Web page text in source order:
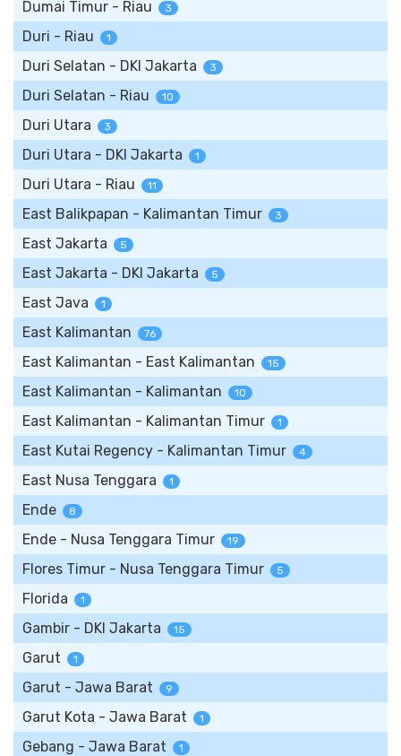
Dumai Timur - Riau 3
Duri - Riau 1
Duri Selatan - DKI Jakarta 3
Duri Selatan - Riau 10
Duri Utara 3
Duri Utara - DKI Jakarta 1
Duri Utara - Riau 11
East Balikpapan - Kalimantan Timur 3
East Jakarta 5
East Jakarta - DKI Jakarta 5
East Java 1
East Kalimantan 76
East Kalimantan - East Kalimantan 15
East Kalimantan - Kalimantan 10
East Kalimantan - Kalimantan Timur 1
East Kutai Regency - Kalimantan Timur 4
East Nusa Tenggara 1
Ende 8
Ende - Nusa Tenggara Timur 19
Flores Timur - Nusa Tenggara Timur 5
Florida 1
Gambir - DKI Jakarta 15
Garut 1
Garut - Jawa Barat 9
Garut Kota - Jawa Barat 1
Gebang - Jawa Barat 1